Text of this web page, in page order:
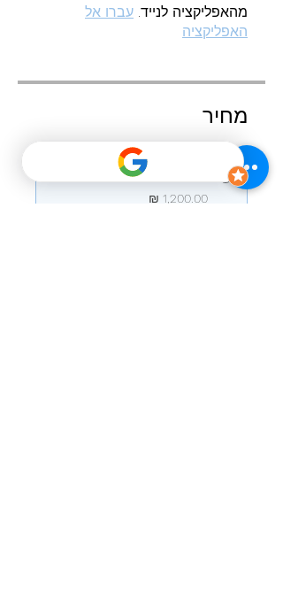
מהאפליקציה לנייד. עברו אל
האפליקציה
מחיר
תשלום אחד